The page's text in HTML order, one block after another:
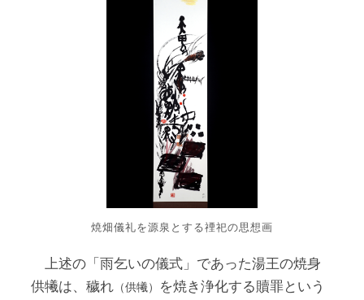
焼畑儀礼を源泉とする禋祀の思想画
上述の「雨乞いの儀式」であった湯王の焼身
供犧は、穢れ （供犧）
を焼き浄化する贖罪という